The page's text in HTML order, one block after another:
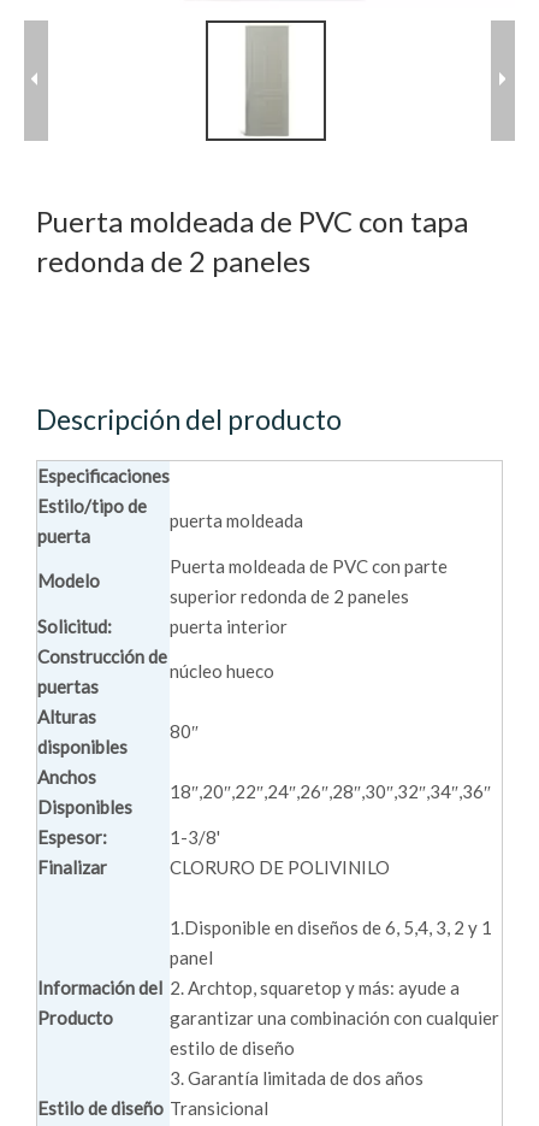
Puerta moldeada de PVC con tapa
redonda de 2 paneles
Descripción del producto
Especificaciones
Estilo/tipo de
puerta
puerta moldeada
Modelo
Puerta moldeada de PVC con parte
superior redonda de 2 paneles
Solicitud:
puerta interior
Construcción de
puertas
núcleo hueco
Alturas
disponibles
80″
Anchos
Disponibles
18″,20″,22″,24″,26″,28″,30″,32″,34″,36″
Espesor:
1-3/8'
Finalizar
CLORURO DE POLIVINILO
Información del
Producto
1.Disponible en diseños de 6, 5,4, 3, 2 y 1
panel
2. Archtop, squaretop y más: ayude a
garantizar una combinación con cualquier
estilo de diseño
3. Garantía limitada de dos años
Estilo de diseño Transicional